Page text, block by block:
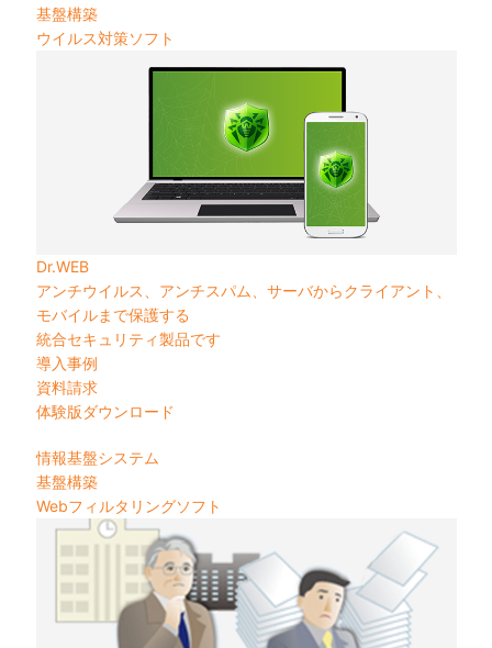
基盤構築
ウイルス対策ソフト
Dr.WEB
アンチウイルス、アンチスパム、サーバからクライアント、
モバイルまで保護する
統合セキュリティ製品です
導入事例
資料請求
体験版ダウンロード
情報基盤システム
基盤構築
Webフィルタリングソフト